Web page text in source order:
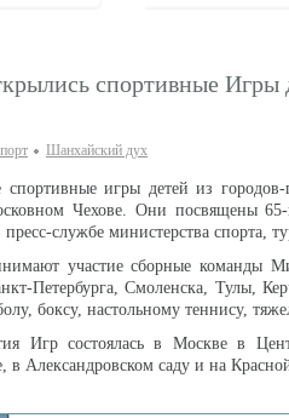
спортивные Игры
Шанхайский дух
игры детей из
Чехове. Они посвящены
службе министерства спорта,
участие сборные команды
Петербурга, Смоленска, Тулы,
боксу, настольному теннису,
Игр состоялась в Москве в
в Александровском саду и на